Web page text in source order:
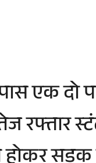
एक दो
रफ्तार